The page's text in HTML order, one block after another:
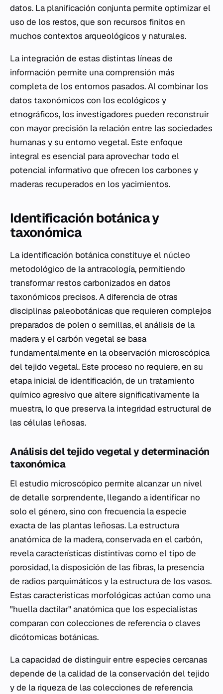
datos. La planificación conjunta permite optimizar el
uso de los restos, que son recursos finitos en
muchos contextos arqueológicos y naturales.
La integración de estas distintas líneas de
información permite una comprensión más
completa de los entornos pasados. Al combinar los
datos taxonómicos con los ecológicos y
etnográficos, los investigadores pueden reconstruir
con mayor precisión la relación entre las sociedades
humanas y su entorno vegetal. Este enfoque
integral es esencial para aprovechar todo el
potencial informativo que ofrecen los carbones y
maderas recuperados en los yacimientos.
Identificación botánica y
taxonómica
La identificación botánica constituye el núcleo
metodológico de la antracología, permitiendo
transformar restos carbonizados en datos
taxonómicos precisos. A diferencia de otras
disciplinas paleobotánicas que requieren complejos
preparados de polen o semillas, el análisis de la
madera y el carbón vegetal se basa
fundamentalmente en la observación microscópica
del tejido vegetal. Este proceso no requiere, en su
etapa inicial de identificación, de un tratamiento
químico agresivo que altere significativamente la
muestra, lo que preserva la integridad estructural de
las células leñosas.
Análisis del tejido vegetal y determinación
taxonómica
El estudio microscópico permite alcanzar un nivel
de detalle sorprendente, llegando a identificar no
solo el género, sino con frecuencia la especie
exacta de las plantas leñosas. La estructura
anatómica de la madera, conservada en el carbón,
revela características distintivas como el tipo de
porosidad, la disposición de las fibras, la presencia
de radios parquimáticos y la estructura de los vasos.
Estas características morfológicas actúan como una
"huella dactilar" anatómica que los especialistas
comparan con colecciones de referencia o claves
dicótomicas botánicas.
La capacidad de distinguir entre especies cercanas
depende de la calidad de la conservación del tejido
y de la riqueza de las colecciones de referencia